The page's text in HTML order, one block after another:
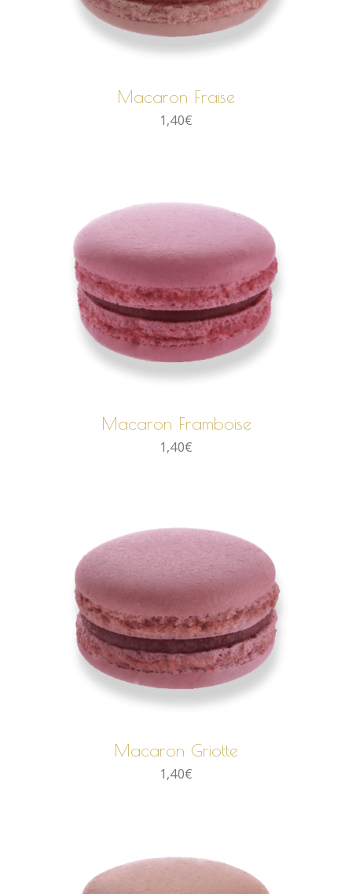
AJOUTER AU PANIER
Macaron Fraise
1,40€
AJOUTER AU PANIER
Macaron Framboise
1,40€
Macaron Griotte
1,40€